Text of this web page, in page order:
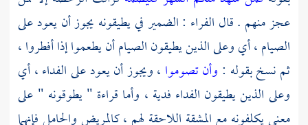
عجز منهم . قال الفراء : الضمير في يطيقونه يجوز أن يعود على
الصيام ، أي وعلى الذين يطيقون الصيام أن يطعموا إذا أفطروا ،
ثم نسخ بقوله : وأن تصوموا ، ويجوز أن يعود على الفداء ، أي
وعلى الذين يطيقون الفداء فدية ، وأما قراءة " يطوقونه " على
معنى يكلفونه مع المشقة اللاحقة لهم ، كالمريض والحامل فإنهما